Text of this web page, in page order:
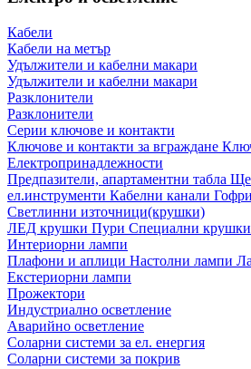
Кабели
Кабели на метър
Удължители и кабелни макари
Удължители и кабелни макари
Разклонители
Разклонители
Серии ключове и контакти
Ключове и контакти за вграждане
Електропринадлежности
Предпазители, апартаментни табла
ел.инструменти Кабелни канали
Светлинни източници(крушки)
ЛЕД крушки Пури Специални крушки
Интериорни лампи
Плафони и аплици Настолни лампи
Екстериорни лампи
Прожектори
Индустриално осветление
Аварийно осветление
Соларни системи за ел. енергия
Соларни системи за покрив